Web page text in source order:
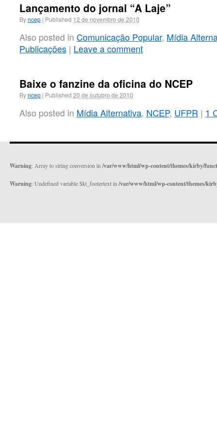
Lançamento do jornal “A Laje”
Byncep | Published 12 de novembro de 2010
Also posted in Comunicação Popular, Mídia
Publicações | Leave a comment
Baixe o fanzine da oficina do NCEP
Byncep | Published 20 de outubro de 2010
Also posted in Mídia Alternativa, NCEP, UFPR | 1
Warning: Array to string conversion in /var/www/html/wp-content/themes/kirby/
Warning: Undefined variable $kt_footertext in /var/www/html/wp-content/themes/